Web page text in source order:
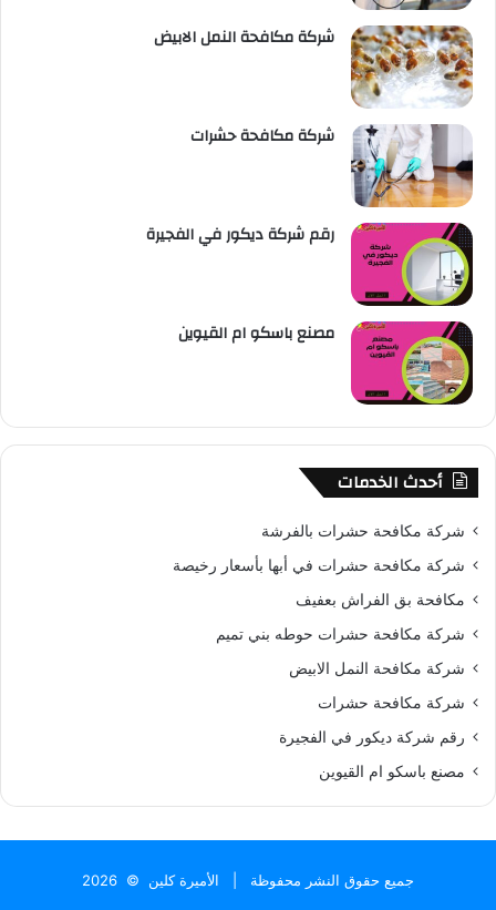
شركة مكافحة النمل الابيض
شركة مكافحة حشرات
رقم شركة ديكور في الفجيرة
مصنع باسكو ام القيوين
أحدث الخدمات
شركة مكافحة حشرات بالفرشة
شركة مكافحة حشرات في أبها بأسعار رخيصة
مكافحة بق الفراش بعفيف
شركة مكافحة حشرات حوطه بني تميم
شركة مكافحة النمل الابيض
شركة مكافحة حشرات
رقم شركة ديكور في الفجيرة
مصنع باسكو ام القيوين
جميع حقوق النشر محفوظة | الأميرة كلين © 2026